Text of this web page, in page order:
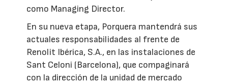
como Managing Director.
En su nueva etapa, Porquera mantendrá sus
actuales responsabilidades al frente de
Renolit Ibérica, S.A., en las instalaciones de
Sant Celoni (Barcelona), que compaginará
con la dirección de la unidad de mercado